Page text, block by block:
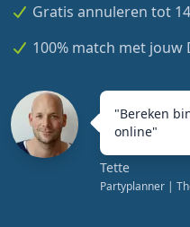
Gratis annuleren tot
100% match met jouw
"Bereken
online"
Tette
Partyplanner |